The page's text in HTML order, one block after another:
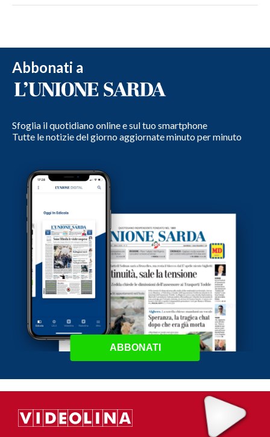
Abbonati a
Sfoglia il quotidiano online e sul tuo smartphone
Tutte le notizie del giorno aggiornate minuto per minuto
ABBONATI